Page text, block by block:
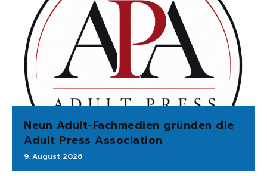
Neun Adult-Fachmedien gründen die
Adult Press Association
9. August 2026